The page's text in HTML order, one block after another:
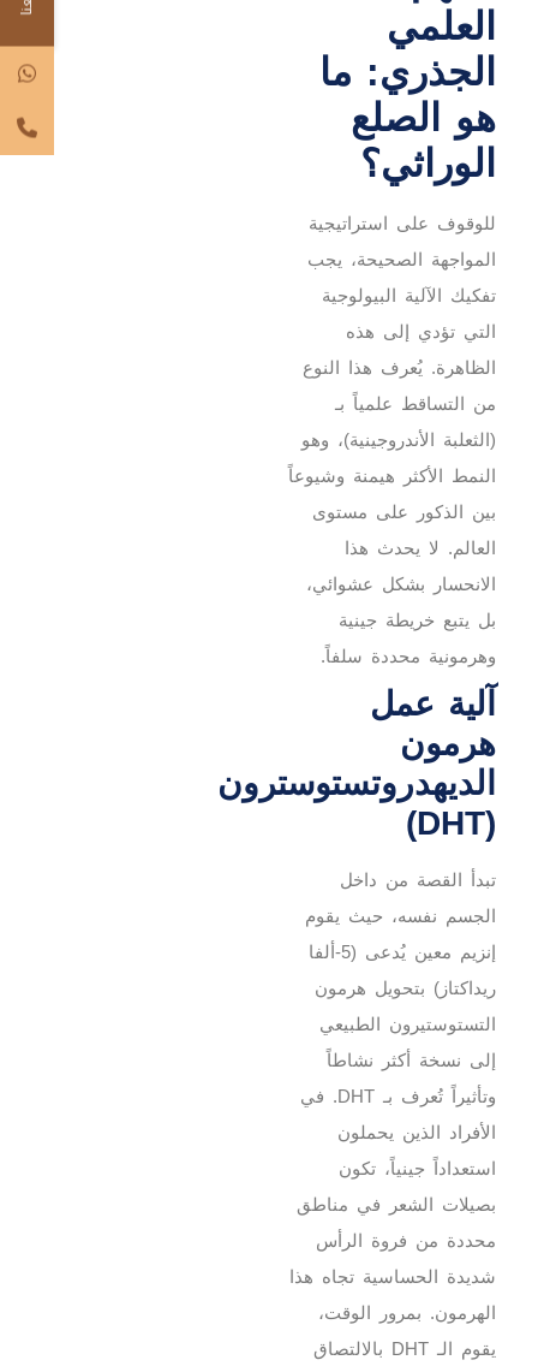
العلمي
الجذري: ما
هو الصلع
الوراثي؟
للوقوف على استراتيجية
المواجهة الصحيحة، يجب
تفكيك الآلية البيولوجية
التي تؤدي إلى هذه
الظاهرة. يُعرف هذا النوع
من التساقط علمياً بـ
(الثعلبة الأندروجينية)، وهو
النمط الأكثر هيمنة وشيوعاً
بين الذكور على مستوى
العالم. لا يحدث هذا
الانحسار بشكل عشوائي،
بل يتبع خريطة جينية
وهرمونية محددة سلفاً.
آلية عمل
هرمون
الديهدروتستوسترون
(DHT)
تبدأ القصة من داخل
الجسم نفسه، حيث يقوم
إنزيم معين يُدعى (5-ألفا
ريداكتاز) بتحويل هرمون
التستوستيرون الطبيعي
إلى نسخة أكثر نشاطاً
وتأثيراً تُعرف بـ DHT. في
الأفراد الذين يحملون
استعداداً جينياً، تكون
بصيلات الشعر في مناطق
محددة من فروة الرأس
شديدة الحساسية تجاه هذا
الهرمون. بمرور الوقت،
يقوم الـ DHT بالالتصاق